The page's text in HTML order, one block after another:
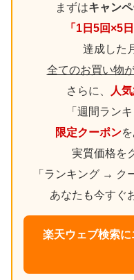
まずはキャン
「1日5回×5
達成した
全てのお買い物
さらに、
人
「週間ラン
限定クーポン
実質価格を
「ランキング → ク
あなたも今すぐ
楽天ウェブ検索